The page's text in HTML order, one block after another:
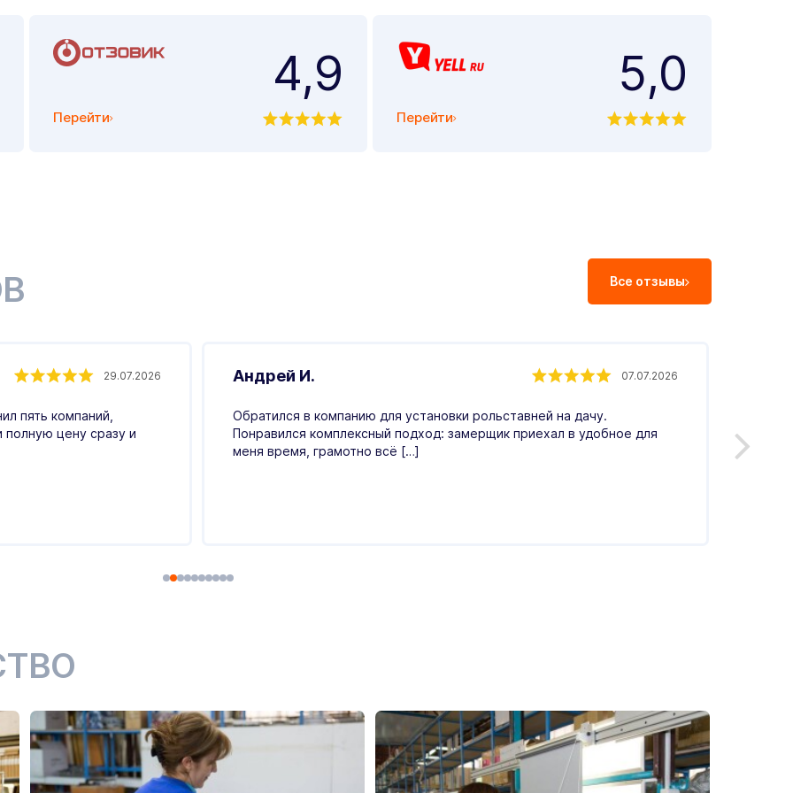
Перейти
4,9
Перейти
5,0
Все отзывы
29.07.2026
пять компаний,
полную цену сразу и
Андрей И. 07.07.2026
Обратился в компанию для установки рольставней на дачу.
Понравился комплексный подход: замерщик приехал в удобное для
меня время, грамотно всё […]